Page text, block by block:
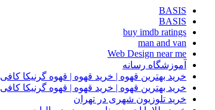
BASIS
BASIS
buy imdb ratings
man and van
Web Design near me
آموزشگاه رسانه
خرید بهترین قهوه | خرید قهوه | قهوه گرنیکا کافی
خرید بهترین قهوه | خرید قهوه | قهوه گرنیکا کافی
خرید تلوزیون شهری در تهران